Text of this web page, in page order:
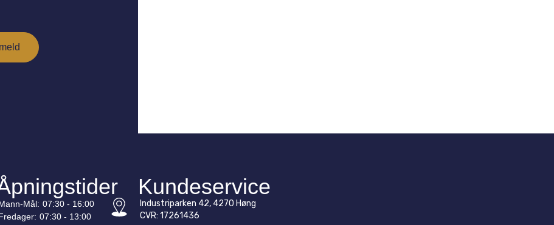
Mål: 07:30 - 16:00
07:30 - 13:00
Kundeservice
Industriparken 42, 4270 Høng
CVR: 17261436